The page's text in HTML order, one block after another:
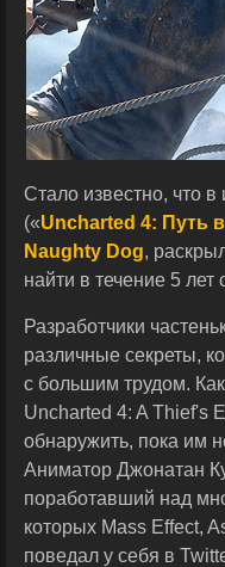
Стало известно, что в
(«Uncharted 4: Путь
Naughty Dog,
найти в течение 5
Разработчики
различные секреты,
с большим трудом.
Uncharted 4: A Thief's
обнаружить, пока им
Аниматор Джонатан
поработавший над
которых Mass Effect,
поведал у себя в